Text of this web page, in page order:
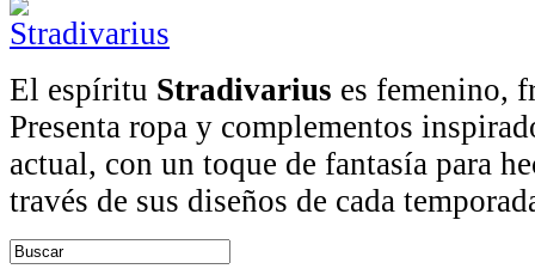
El espíritu Stradivarius es femenino,
Presenta ropa y complementos
actual, con un toque de fantasía para
través de sus diseños de cada